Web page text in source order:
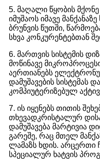
5. მაღალი წყობის
იმუშაოს იმავე
ბრუნვის წუთში,
სხვა კონკურენტებთან
6. მართვის სისტემის
მოწინავე
აერთიანებს
დამუშავების სისტემას
კომპიუტერიზებულ
7. ის იყენებს თითის
თხევადკრისტალურ
დამუშავება მარტივია
გარეშე, რაც მთელ
ლამაზს ხდის. არცერთი
სპეციალურ ხატვის